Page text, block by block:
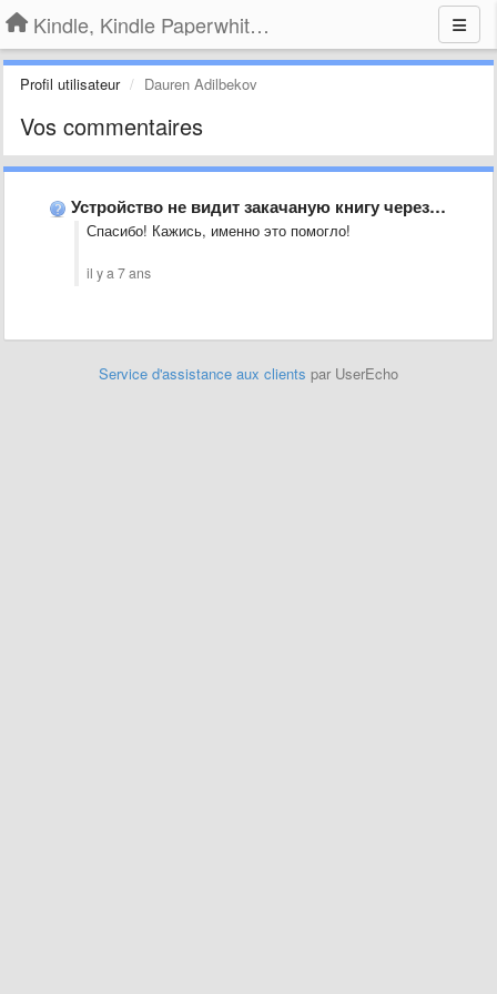
Kindle, Kindle Paperwhite, Kindle Voyage
Profil utilisateur Dauren Adilbekov
Vos commentaires
Устройство не видит закачаную книгу через USB.
Спасибо! Кажись, именно это помогло!
il y a 7 ans
Service d'assistance aux clients par UserEcho